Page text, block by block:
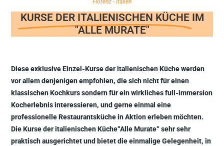
Florenz - Italien
KURSE DER ITALIENISCHEN KÜCHE IM
"ALLE MURATE"
Diese exklusive Einzel-Kurse der italienischen Küche werden
vor allem denjenigen empfohlen, die sich nicht für einen
klassischen Kochkurs sondern für ein wirkliches full-immersion
Kocherlebnis interessieren, und gerne einmal eine
professionelle Restaurantsküche in Aktion erleben möchten.
Die Kurse der italienischen Küche“Alle Murate“ sehr sehr
praktisch ausgerichtet und bietet die einmalige Gelegenheit, in